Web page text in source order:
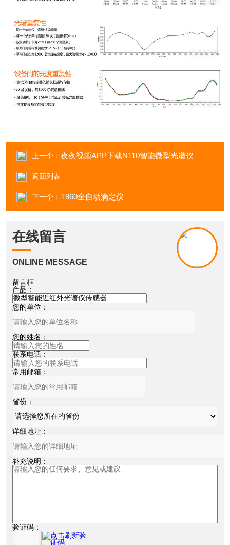
上一个： 夜夜视频APP下载N110智能微型光谱仪
返回列表
下一个： T960全自动滴定仪
在线留言
ONLINE MESSAGE
留言框
产品：
您的单位：
您的姓名：
联系电话：
常用邮箱：
省份：
详细地址：
补充说明：
验证码：